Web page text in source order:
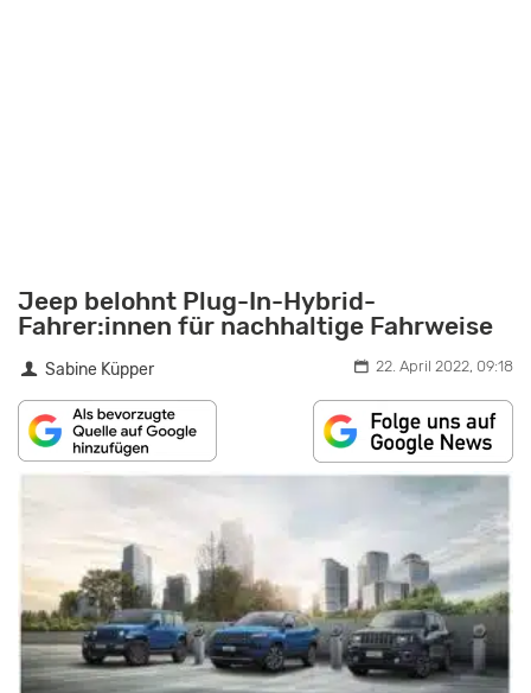
Jeep belohnt Plug-In-Hybrid-
Fahrer:innen für nachhaltige Fahrweise
Sabine Küpper 22. April 2022, 09:18